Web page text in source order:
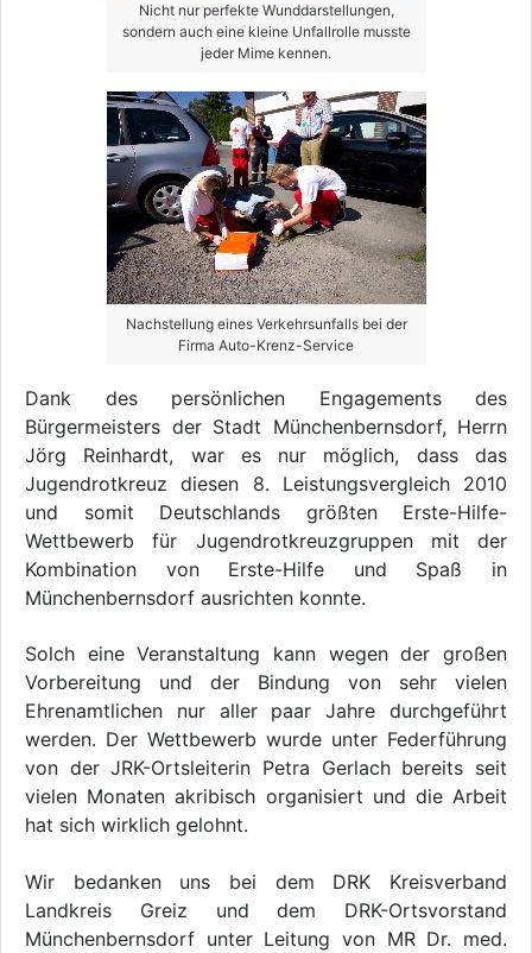
Nicht nur perfekte Wunddarstellungen,
sondern auch eine kleine Unfallrolle musste
jeder Mime kennen.
Nachstellung eines Verkehrsunfalls bei der
Firma Auto-Krenz-Service
Dank des persönlichen Engagements des
Bürgermeisters der Stadt Münchenbernsdorf, Herrn
Jörg Reinhardt, war es nur möglich, dass das
Jugendrotkreuz diesen 8. Leistungsvergleich 2010
und somit Deutschlands größten Erste-Hilfe-
Wettbewerb für Jugendrotkreuzgruppen mit der
Kombination von Erste-Hilfe und Spaß in
Münchenbernsdorf ausrichten konnte.
Solch eine Veranstaltung kann wegen der großen
Vorbereitung und der Bindung von sehr vielen
Ehrenamtlichen nur aller paar Jahre durchgeführt
werden. Der Wettbewerb wurde unter Federführung
von der JRK-Ortsleiterin Petra Gerlach bereits seit
vielen Monaten akribisch organisiert und die Arbeit
hat sich wirklich gelohnt.
Wir bedanken uns bei dem DRK Kreisverband
Landkreis Greiz und dem DRK-Ortsvorstand
Münchenbernsdorf unter Leitung von MR Dr. med.